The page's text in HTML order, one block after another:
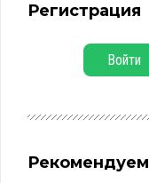
Регистрация
Войти
Рекомендуем